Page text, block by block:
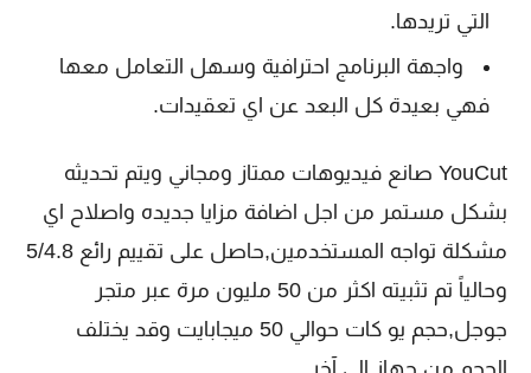
التي تريدها.
واجهة البرنامج احترافية وسهل التعامل معها
فهي بعيدة كل البعد عن اي تعقيدات.
YouCut صانع فيديوهات ممتاز ومجاني ويتم تحديثه
بشكل مستمر من اجل اضافة مزايا جديده واصلاح اي
مشكلة تواجه المستخدمين,حاصل على تقييم رائع 5/4.8
وحالياً تم تثبيته اكثر من 50 مليون مرة عبر متجر
جوجل,حجم يو كات حوالي 50 ميجابايت وقد يختلف